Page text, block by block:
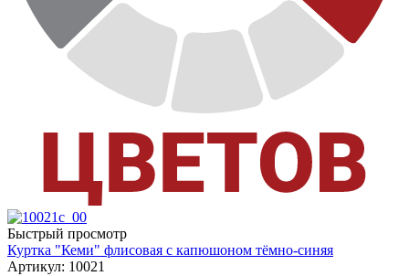
Быстрый просмотр
Куртка "Кеми" флисовая с капюшоном тёмно-синяя
Артикул: 10021